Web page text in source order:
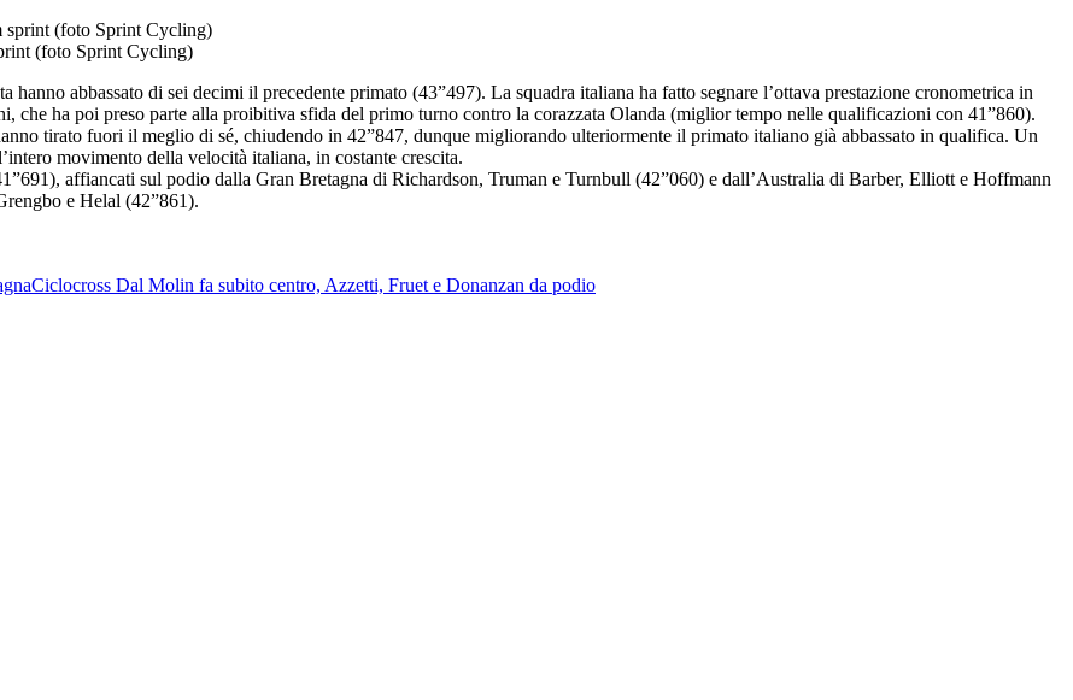
(foto Sprint Cycling)
abbassato di sei decimi il precedente primato (43”497). La squadra italiana ha fatto segnare l’ottava prestazione cronometrica in
che ha poi preso parte alla proibitiva sfida del primo turno contro la corazzata Olanda (miglior tempo nelle qualificazioni con 41”860).
tirato fuori il meglio di sé, chiudendo in 42”847, dunque migliorando ulteriormente il primato italiano già abbassato in qualifica. Un
movimento della velocità italiana, in costante crescita.
affiancati sul podio dalla Gran Bretagna di Richardson, Truman e Turnbull (42”060) e dall’Australia di Barber, Elliott e Hoffmann
e Helal (42”861).
Ciclocross Dal Molin fa subito centro, Azzetti, Fruet e Donanzan da podio